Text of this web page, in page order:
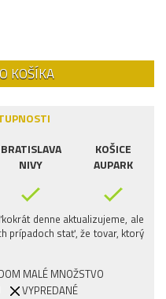
KOŠÍKA
BRATISLAVA
NIVY
KOŠICE
AUPARK
denne aktualizujeme, ale
prípadoch stať, že tovar, ktorý
MALÉ MNOŽSTVO
VYPREDANÉ